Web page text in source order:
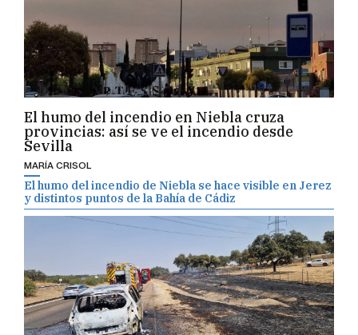
El humo del incendio en Niebla cruza
provincias: así se ve el incendio desde
Sevilla
MARÍA CRISOL
El humo del incendio de Niebla se hace visible en Jerez
y distintos puntos de la Bahía de Cádiz